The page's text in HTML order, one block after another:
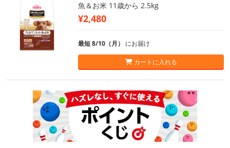
魚＆お米 11歳から 2.5kg
¥2,480
最短 8/10（月） にお届け
カートに入れる